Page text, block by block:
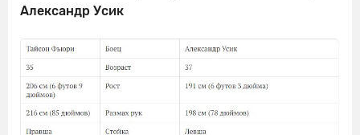
Александр Усик